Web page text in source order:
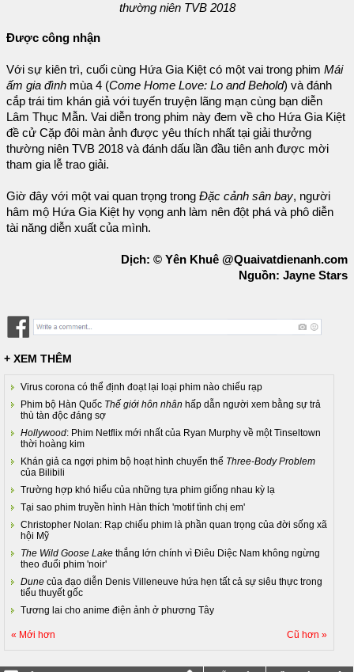
thường niên TVB 2018
Được công nhận
Với sự kiên trì, cuối cùng Hứa Gia Kiệt có một vai trong phim Mái
ấm gia đình mùa 4 (Come Home Love: Lo and Behold) và đánh
cắp trái tim khán giả với tuyến truyện lãng mạn cùng bạn diễn
Lâm Thục Mẫn. Vai diễn trong phim này đem về cho Hứa Gia Kiệt
đề cử Cặp đôi màn ảnh được yêu thích nhất tại giải thưởng
thường niên TVB 2018 và đánh dấu lần đầu tiên anh được mời
tham gia lễ trao giải.
Giờ đây với một vai quan trọng trong Đặc cảnh sân bay, người
hâm mộ Hứa Gia Kiệt hy vọng anh làm nên đột phá và phô diễn
tài năng diễn xuất của mình.
Dịch: © Yên Khuê @Quaivatdienanh.com
Nguồn: Jayne Stars
+ XEM THÊM
Virus corona có thể định đoạt lại loại phim nào chiếu rạp
Phim bộ Hàn Quốc Thế giới hôn nhân hấp dẫn người xem bằng sự trả
thù tàn độc đáng sợ
Hollywood: Phim Netflix mới nhất của Ryan Murphy về một Tinseltown
thời hoàng kim
Khán giả ca ngợi phim bộ hoạt hình chuyển thể Three-Body Problem
của Bilibili
Trường hợp khó hiểu của những tựa phim giống nhau kỳ lạ
Tại sao phim truyền hình Hàn thích 'motif tình chị em'
Christopher Nolan: Rạp chiếu phim là phần quan trọng của đời sống xã
hội Mỹ
The Wild Goose Lake thắng lớn chính vì Điêu Diệc Nam không ngừng
theo đuổi phim 'noir'
Dune của đạo diễn Denis Villeneuve hứa hẹn tất cả sự siêu thực trong
tiểu thuyết gốc
Tương lai cho anime điện ảnh ở phương Tây
« Mới hơn Cũ hơn »